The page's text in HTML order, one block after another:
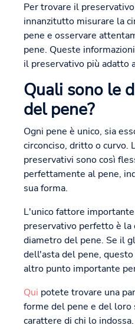
Per trovare il
innanzitutto misurare la
pene e osservare
pene. Queste
il preservativo più adatto
Quali sono le
del pene?
Ogni pene è unico, sia
circonciso, dritto o curvo.
preservativi sono così
perfettamente al pene,
sua forma.
L'unico fattore
preservativo perfetto è la
diametro del pene. Se il
dell'asta del pene,
altro punto importante
Qui potete trovare una
forme del pene e del loro
carattere di chi lo indossa.